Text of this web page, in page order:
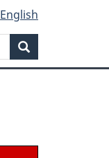
English